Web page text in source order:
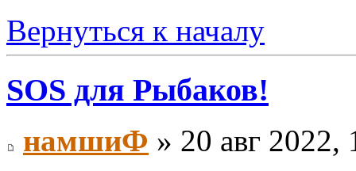
Вернуться к началу
SOS для Рыбаков!
намшиФ » 20 авг 2022,